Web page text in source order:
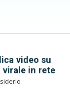
video su
in rete